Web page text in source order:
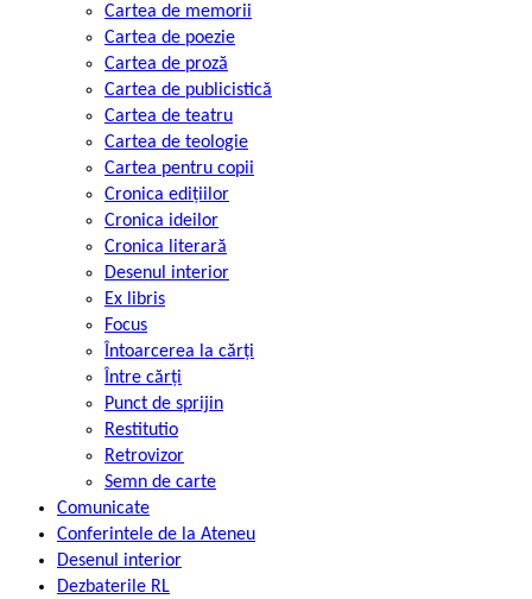
Cartea de memorii
Cartea de poezie
Cartea de proză
Cartea de publicistică
Cartea de teatru
Cartea de teologie
Cartea pentru copii
Cronica edițiilor
Cronica ideilor
Cronica literară
Desenul interior
Ex libris
Focus
Întoarcerea la cărți
Între cărți
Punct de sprijin
Restitutio
Retrovizor
Semn de carte
Comunicate
Conferintele de la Ateneu
Desenul interior
Dezbaterile RL